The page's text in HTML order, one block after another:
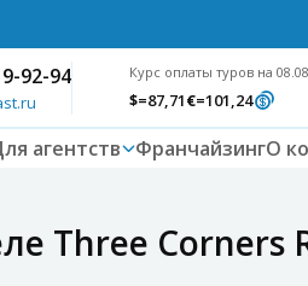
92-94 Курс оплаты туров на
$=87,71€=101,24
агентств ФранчайзингО
Three Corners